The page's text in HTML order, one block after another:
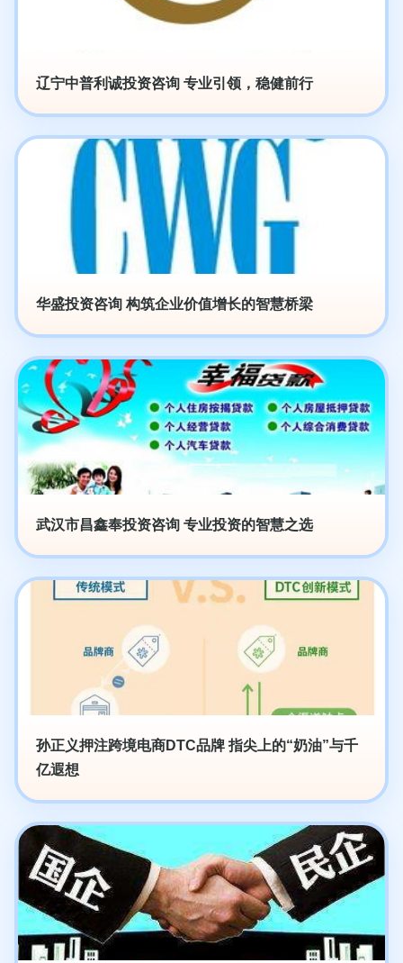
辽宁中普利诚投资咨询 专业引领，稳健前行
华盛投资咨询 构筑企业价值增长的智慧桥梁
武汉市昌鑫奉投资咨询 专业投资的智慧之选
孙正义押注跨境电商DTC品牌 指尖上的“奶油”与千
亿遐想